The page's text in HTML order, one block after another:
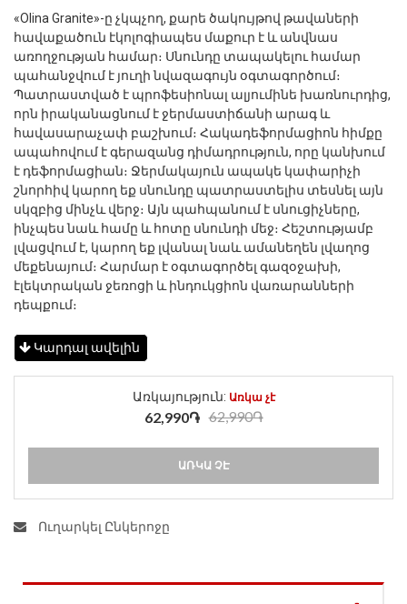
«Olina Granite»-ը չկպչող, քարե ծակույթով թավաների
հավաքածուն էկոլոգիապես մաքուր է և անվնաս
առողջության համար։ Սնունդը տապակելու համար
պահանջվում է յուղի նվազագույն օգտագործում։
Պատրաստված է պրոֆեսիոնալ ալյումինե խառնուրդից,
որն իրականացնում է ջերմաստիճանի արագ և
հավասարաչափ բաշխում։ Հակադեֆորմացիոն հիմքը
ապահովում է գերազանց դիմադրություն, որը կանխում
է դեֆորմացիան։ Ջերմակայուն ապակե կափարիչի
շնորհիվ կարող եք սնունդը պատրաստելիս տեսնել այն
սկզբից մինչև վերջ։ Այն պահպանում է սնուցիչները,
ինչպես նաև համը և հոտը սնունդի մեջ։ Հեշտությամբ
լվացվում է, կարող եք լվանալ նաև ամանեղեն լվաղոց
մեքենայում։ Հարմար է օգտագործել գազօջախի,
էլեկտրական ջեռոցի և ինդուկցիոն վառարանների
դեպքում։
Կարդալ ավելին
Առկայություն: Առկա չէ
62,990֏ 62,990֏
ԱՌԿԱ ՉԷ
Ուղարկել Ընկերոջը